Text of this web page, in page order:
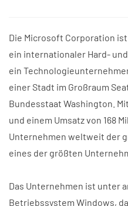
Die Microsoft Corporation ist
ein internationaler Hard- und
ein
einer Stadt im Großraum
Bundesstaat Washington .
und einem Umsatz von 168
Unternehmen weltweit der
eines der größten
Das Unternehmen ist unter
Betriebssystem Windows,